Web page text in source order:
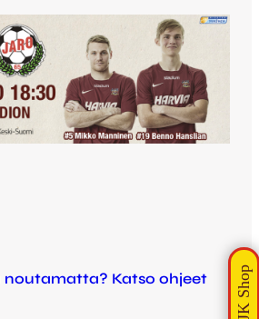
noutamatta? Katso ohjeet